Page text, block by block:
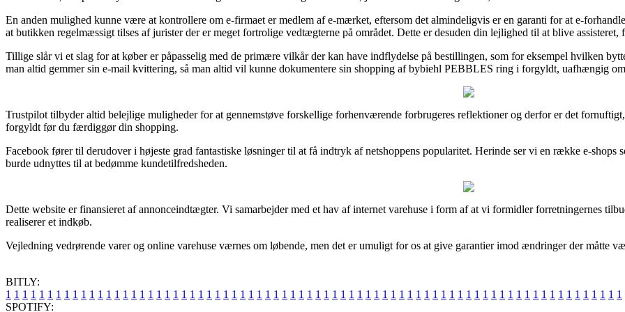
En anden mulighed kunne være at kontrollere om e-firmaet er medlem af e-mærket, eftersom det almindeligvis er en garanti for at e-
at butikken regelmæssigt tilses af jurister der er meget fortrolige vedtægterne på området. Dette er desuden din lejlighed til at blive
Tillige slår vi et slag for at køber er påpasselig med de primære vilkår der kan have indflydelse på bestillingen, som for eksempel hvilken
man altid gemmer sin e-mail kvittering, så man altid vil kunne dokumentere sin shopping af bybiehl PEBBLES ring i forgyldt, uafhængig
Trustpilot tilbyder altid belejlige muligheder for at gennemstøve forskellige forhenværende forbrugeres reflektioner og derfor er det
forgyldt før du færdiggør din shopping.
Facebook fører til derudover i højeste grad fantastiske løsninger til at få indtryk af netshoppens popularitet. Herinde ser vi en række e-
burde udnyttes til at bedømme kundetilfredsheden.
Dette website er finansieret af annonceindtægter. Vi samarbejder med et hav af internet varehuse i form af at vi formidler forretningernes
realiserer et indkøb.
Vejledning vedrørende varer og online varehuse værnes om løbende, men det er umuligt for os at give garantier imod ændringer der måtte
BITLY:
1 1 1 1 1 1 1 1 1 1 1 1 1 1 1 1 1 1 1 1 1 1 1 1 1 1 1 1 1 1 1 1 1 1 1 1 1 1 1 1 1 1 1 1 1 1 1 1 1 1 1 1 1 1 1 1 1 1 1 1 1 1 1 1 1 1 1 1 1 1 1 1 1 1
SPOTIFY: